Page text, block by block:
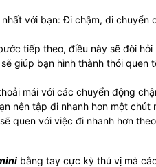
với bạn: Đi chậm, di chuyển
tiếp theo, điều này sẽ đòi
giúp bạn hình thành thói quen
mái với các chuyển động
nên tập đi nhanh hơn một chút
quen với việc đi nhanh hơn
bằng tay cực kỳ thú vị mà